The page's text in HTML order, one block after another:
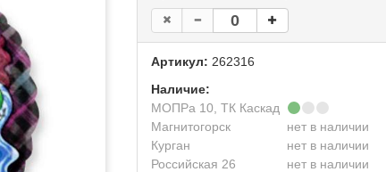
Артикул: 262316
Наличие:
МОПРа 10, ТК Каскад
Магнитогорск
нет в наличии
Курган
нет в наличии
Российская 26
нет в наличии